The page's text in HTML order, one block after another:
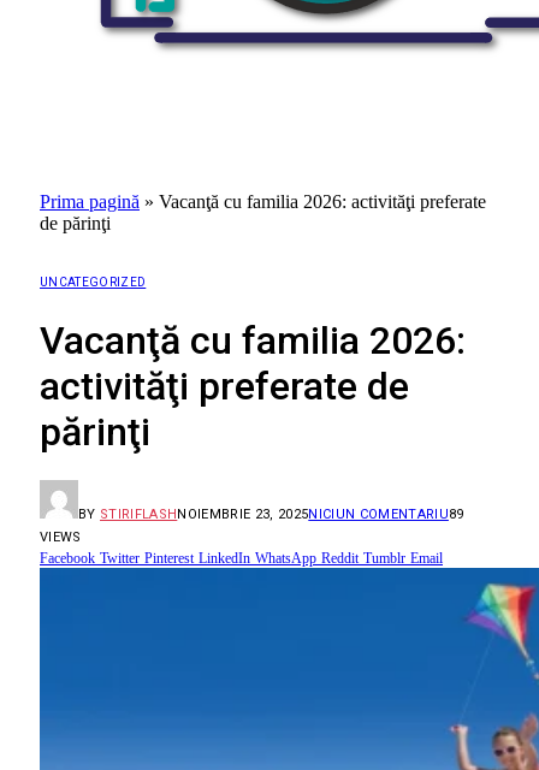
Prima pagină » Vacanţă cu familia 2026: activităţi preferate
de părinţi
UNCATEGORIZED
Vacanţă cu familia 2026:
activităţi preferate de
părinţi
BY STIRIFLASHNOIEMBRIE 23, 2025NICIUN COMENTARIU89
VIEWS
Facebook Twitter Pinterest LinkedIn WhatsApp Reddit Tumblr Email